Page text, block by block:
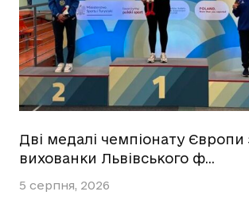
Дві медалі чемпіонату Європи
вихованки Львівського ф…
5 серпня, 2026